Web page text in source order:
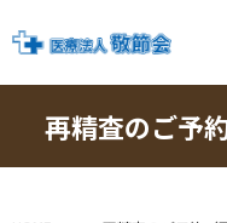
再精査のご予